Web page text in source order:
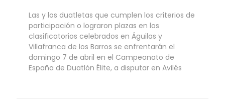
Las y los duatletas que cumplen los criterios de
participación o lograron plazas en los
clasificatorios celebrados en Águilas y
Villafranca de los Barros se enfrentarán el
domingo 7 de abril en el Campeonato de
España de Duatlón Élite, a disputar en Avilés